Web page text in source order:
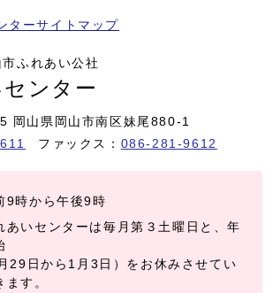
ターサイトマップ
ふれあい公社
ンター
岡山県岡山市南区妹尾880-1
ファックス： 086-281-9612
9時から午後9時
あいセンターは毎月第３土曜日と、年
29日から1月3日）をお休みさせてい
ます。